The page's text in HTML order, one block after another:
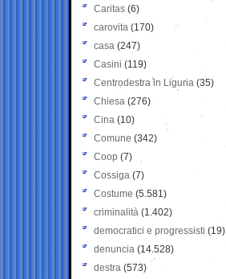
Caritas (6)
carovita (170)
casa (247)
Casini (119)
Centrodestra in Liguria (35)
Chiesa (276)
Cina (10)
Comune (342)
Coop (7)
Cossiga (7)
Costume (5.581)
criminalità (1.402)
democratici e progressisti (19)
denuncia (14.528)
destra (573)